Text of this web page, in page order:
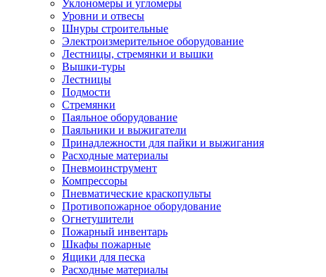
Уклономеры и угломеры
Уровни и отвесы
Шнуры строительные
Электроизмерительное оборудование
Лестницы, стремянки и вышки
Вышки-туры
Лестницы
Подмости
Стремянки
Паяльное оборудование
Паяльники и выжигатели
Принадлежности для пайки и выжигания
Расходные материалы
Пневмоинструмент
Компрессоры
Пневматические краскопульты
Противопожарное оборудование
Огнетушители
Пожарный инвентарь
Шкафы пожарные
Ящики для песка
Расходные материалы